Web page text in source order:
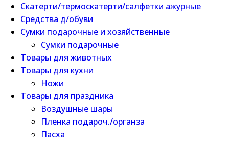
Скатерти/термоскатерти/салфетки ажурные
Средства д/обуви
Сумки подарочные и хозяйственные
Сумки подарочные
Товары для животных
Товары для кухни
Ножи
Товары для праздника
Воздушные шары
Пленка подароч./органза
Пасха